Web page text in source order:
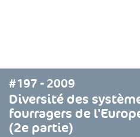
#197 - 2009
Diversité des
fourragers de
(2e partie)